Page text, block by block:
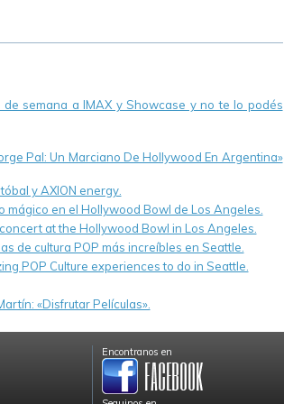
semana a IMAX y Showcase y no te lo podés
Pal: Un Marciano De Hollywood En Argentina»
y AXION energy.
mágico en el Hollywood Bowl de Los Angeles.
at the Hollywood Bowl in Los Angeles.
de cultura POP más increíbles en Seattle.
POP Culture experiences to do in Seattle.
«Disfrutar Películas».
Encontranos en